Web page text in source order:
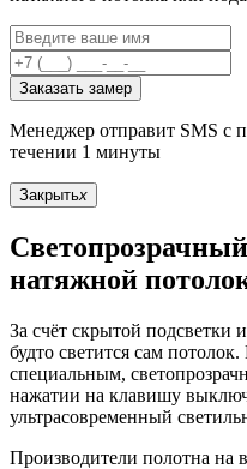
Заказать замер
Менеджер отправит SMS с
течении 1 минуты
Закрытьx
Светопрозрачный
натяжной
За счёт скрытой подсветки
будто светится сам
специальным,
нажатии на клавишу
ультрасовременный
Производители полотна на